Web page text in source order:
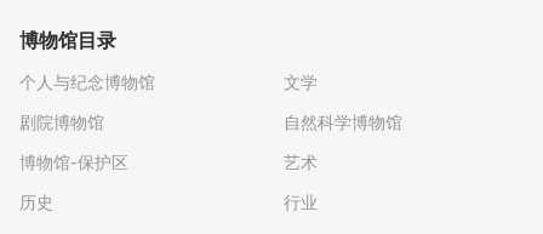
博物馆目录
个人与纪念博物馆
剧院博物馆
博物馆-保护区
历史
文学
自然科学博物馆
艺术
行业